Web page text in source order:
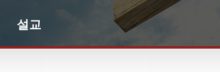
설교